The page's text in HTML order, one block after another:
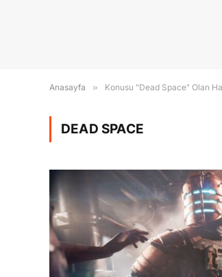
Anasayfa » Konusu "Dead Space" Olan
DEAD SPACE